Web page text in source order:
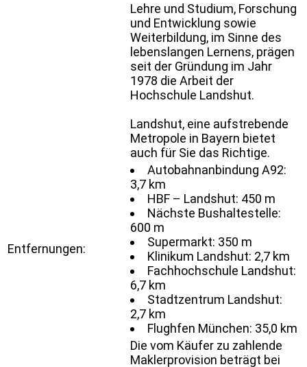
Lehre und Studium, Forschung
und Entwicklung sowie
Weiterbildung, im Sinne des
lebenslangen Lernens, prägen
seit der Gründung im Jahr
1978 die Arbeit der
Hochschule Landshut.
Landshut, eine aufstrebende
Metropole in Bayern bietet
auch für Sie das Richtige.
Entfernungen:
Autobahnanbindung A92:
3,7 km
HBF – Landshut: 450 m
Nächste Bushaltestelle:
600 m
Supermarkt: 350 m
Klinikum Landshut: 2,7 km
Fachhochschule Landshut:
6,7 km
Stadtzentrum Landshut:
2,7 km
Flughfen München: 35,0 km
Die vom Käufer zu zahlende
Maklerprovision beträgt bei